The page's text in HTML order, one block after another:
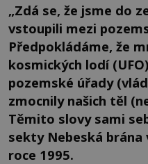
„Zdá se, že jsme do
vstoupili mezi
Předpokládáme, že
kosmických lodí
pozemské úřady
zmocnily našich těl
Těmito slovy sami
sekty Nebeská brána
roce 1995.